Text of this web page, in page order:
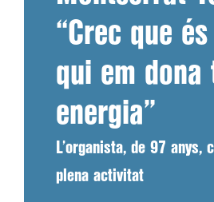
“Crec que és
qui em dona
energia”
L’organista, de 97 anys,
plena activitat